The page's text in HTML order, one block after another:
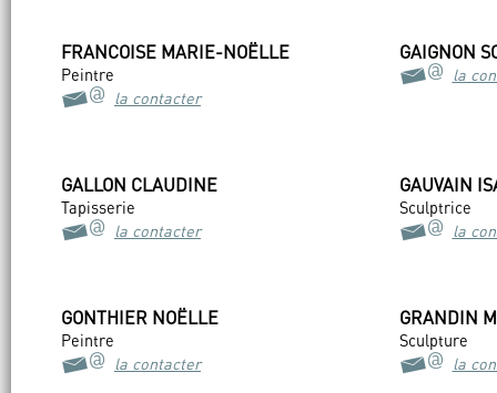
FRANCOISE MARIE-NOËLLE
Peintre
la contacter
GAIGNON
la
GALLON CLAUDINE
Tapisserie
la contacter
GAUVAIN
Sculptrice
la
GONTHIER NOËLLE
Peintre
la contacter
GRANDIN
Sculpture
la